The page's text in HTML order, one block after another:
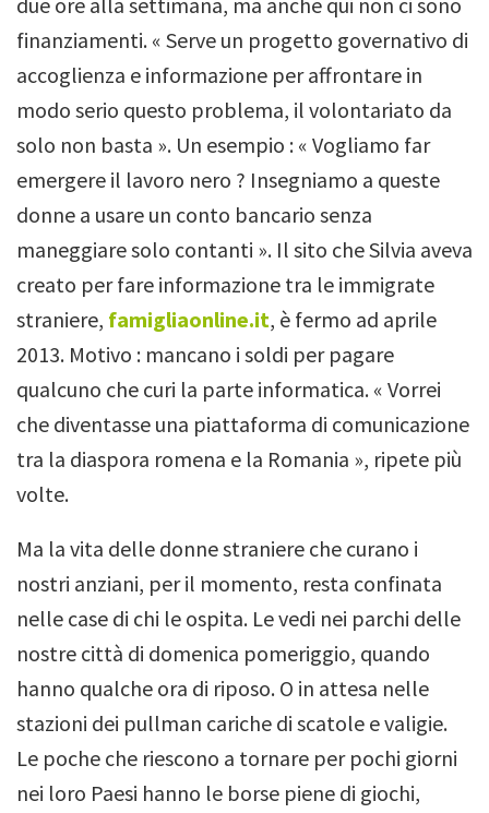
finanziamenti. « Serve un progetto governativo di
accoglienza e informazione per affrontare in
modo serio questo problema, il volontariato da
solo non basta ». Un esempio : « Vogliamo far
emergere il lavoro nero ? Insegniamo a queste
donne a usare un conto bancario senza
maneggiare solo contanti ». Il sito che Silvia aveva
creato per fare informazione tra le immigrate
straniere, famigliaonline.it, è fermo ad aprile
2013. Motivo : mancano i soldi per pagare
qualcuno che curi la parte informatica. « Vorrei
che diventasse una piattaforma di comunicazione
tra la diaspora romena e la Romania », ripete più
volte.
Ma la vita delle donne straniere che curano i
nostri anziani, per il momento, resta confinata
nelle case di chi le ospita. Le vedi nei parchi delle
nostre città di domenica pomeriggio, quando
hanno qualche ora di riposo. O in attesa nelle
stazioni dei pullman cariche di scatole e valigie.
Le poche che riescono a tornare per pochi giorni
nei loro Paesi hanno le borse piene di giochi,